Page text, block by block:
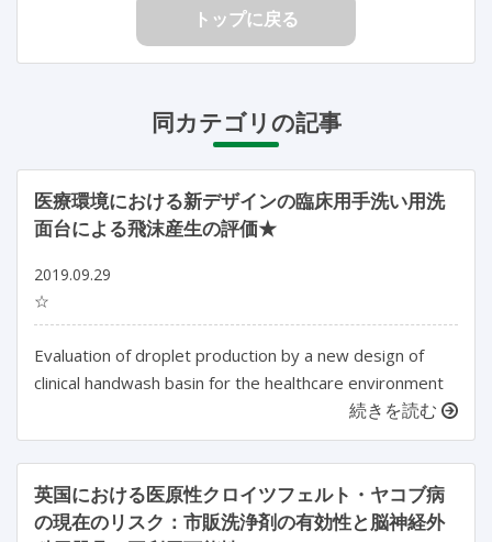
トップに戻る
同カテゴリの記事
医療環境における新デザインの臨床用手洗い用洗
面台による飛沫産生の評価★
2019.09.29
☆
Evaluation of droplet production by a new design of
clinical handwash basin for the healthcare environment
続きを読む
英国における医原性クロイツフェルト・ヤコブ病
の現在のリスク：市販洗浄剤の有効性と脳神経外